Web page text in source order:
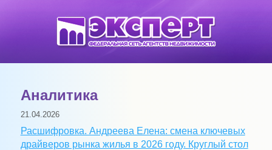
Аналитика
21.04.2026
Расшифровка. Андреева Елена: смена ключевых
драйверов рынка жилья в 2026 году. Круглый стол